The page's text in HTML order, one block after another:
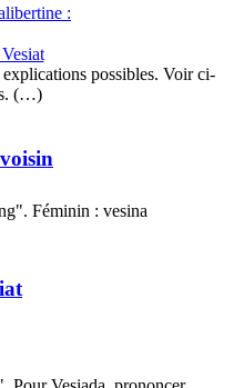
:
possibles. Voir ci-
(…)
Féminin : vesina